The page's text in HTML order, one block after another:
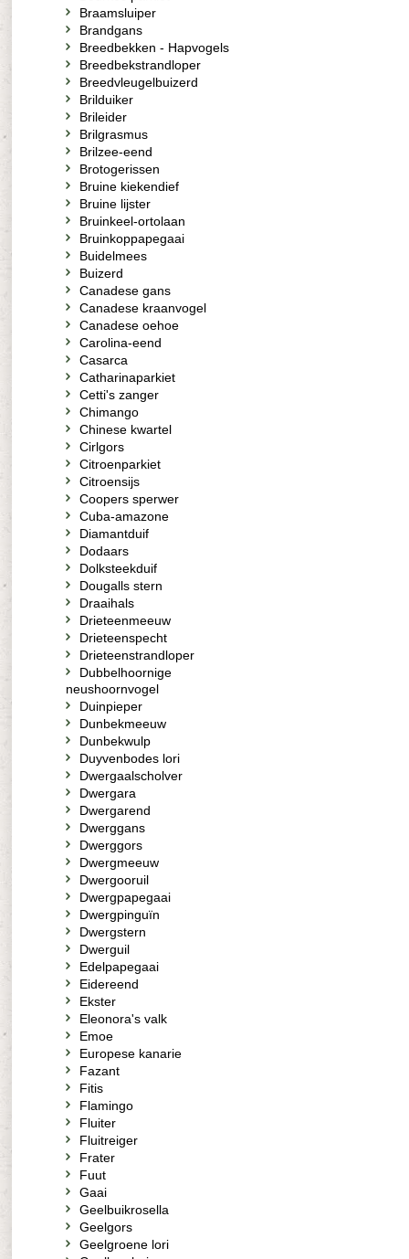
Braamsluiper
Brandgans
Breedbekken - Hapvogels
Breedbekstrandloper
Breedvleugelbuizerd
Brilduiker
Brileider
Brilgrasmus
Brilzee-eend
Brotogerissen
Bruine kiekendief
Bruine lijster
Bruinkeel-ortolaan
Bruinkoppapegaai
Buidelmees
Buizerd
Canadese gans
Canadese kraanvogel
Canadese oehoe
Carolina-eend
Casarca
Catharinaparkiet
Cetti's zanger
Chimango
Chinese kwartel
Cirlgors
Citroenparkiet
Citroensijs
Coopers sperwer
Cuba-amazone
Diamantduif
Dodaars
Dolksteekduif
Dougalls stern
Draaihals
Drieteenmeeuw
Drieteenspecht
Drieteenstrandloper
Dubbelhoornige
neushoornvogel
Duinpieper
Dunbekmeeuw
Dunbekwulp
Duyvenbodes lori
Dwergaalscholver
Dwergara
Dwergarend
Dwerggans
Dwerggors
Dwergmeeuw
Dwergooruil
Dwergpapegaai
Dwergpinguïn
Dwergstern
Dwerguil
Edelpapegaai
Eidereend
Ekster
Eleonora's valk
Emoe
Europese kanarie
Fazant
Fitis
Flamingo
Fluiter
Fluitreiger
Frater
Fuut
Gaai
Geelbuikrosella
Geelgors
Geelgroene lori